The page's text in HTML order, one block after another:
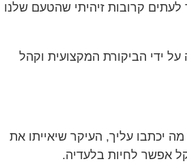
לעתים קרובות זיהיתי שהטעם שלנו
ידי הביקורת המקצועית וקהל
יכתבו עליך, העיקר שיאייתו את
אפשר לחיות בלעדיה.